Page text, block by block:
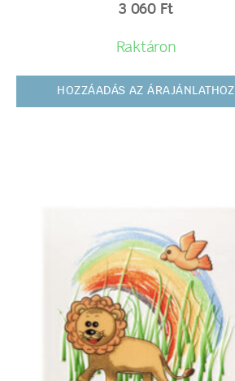
3 060 Ft
Raktáron
HOZZÁADÁS AZ ÁRAJÁNLATHOZ